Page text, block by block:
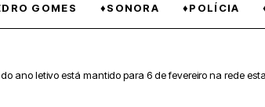
GOMES ♦SONORA ♦POLÍCIA
do ano letivo está mantido para 6 de fevereiro na rede